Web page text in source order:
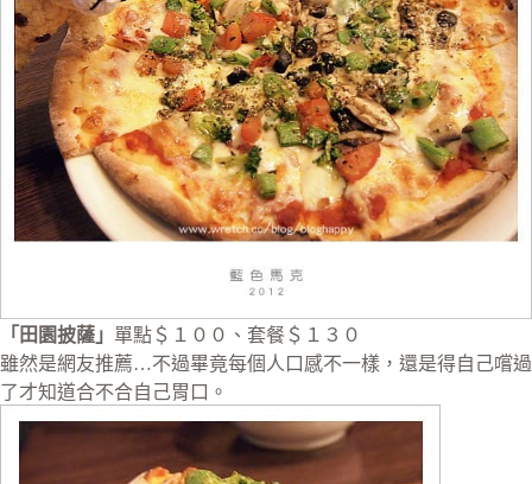
「田園披薩」 單點＄１００、套餐＄１３０
雖然是網友推薦…不過畢竟每個人口感不一樣，還是得自己嚐過
了才知道合不合自己胃口。